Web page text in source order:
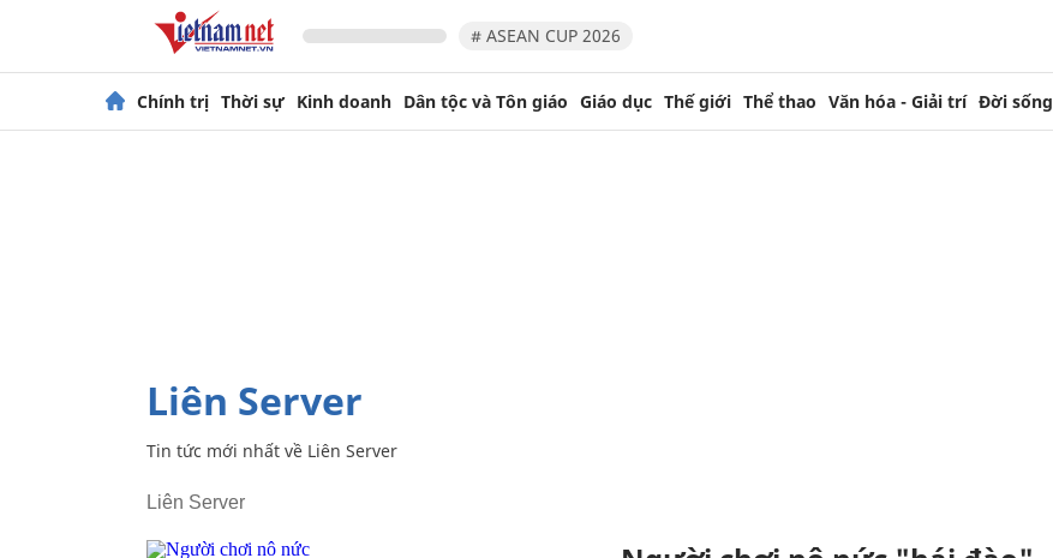
# ASEAN CUP 2026
Chính trị Thời sự Kinh doanh Dân tộc và Tôn giáo Giáo dục Thế giới Thể thao Văn hóa - Giải trí Đời sống
Liên Server
Tin tức mới nhất về Liên Server
Liên Server